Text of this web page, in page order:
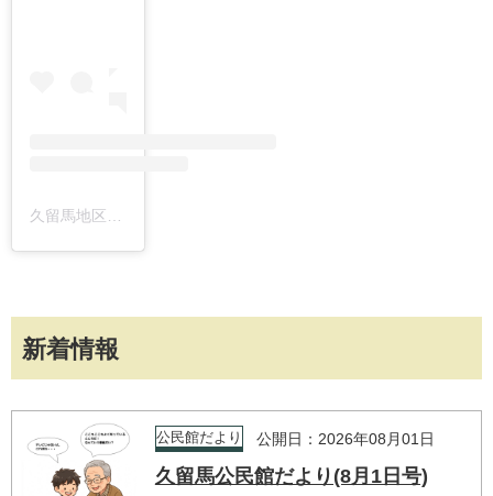
新着情報
公民館だより 公開日：2026年08月01日
久留馬公民館だより(8月1日号)